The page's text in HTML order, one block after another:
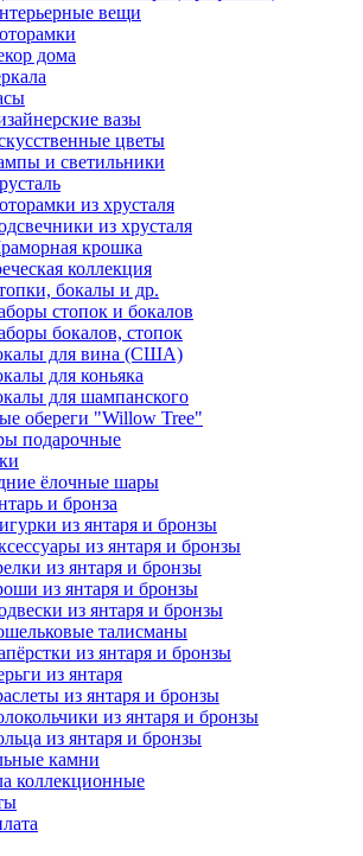
вещи
дома
вазы
цветы
и светильники
из хрусталя
из хрусталя
крошка
коллекция
бокалы и др.
стопок и бокалов
бокалов, стопок
для вина (США)
для коньяка
для шампанского
обереги "Willow Tree"
подарочные
ёлочные шары
и бронза
из янтаря и бронзы
из янтаря и бронзы
из янтаря и бронзы
из янтаря и бронзы
из янтаря и бронзы
талисманы
из янтаря и бронзы
из янтаря
из янтаря и бронзы
из янтаря и бронзы
из янтаря и бронзы
камни
коллекционные